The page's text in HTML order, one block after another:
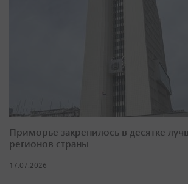
Приморье закрепилось в десятке
регионов страны
17.07.2026